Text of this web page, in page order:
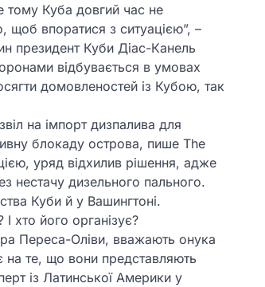
тому Куба довгий час не
впоратися з ситуацією”, –
президент Куби Діас-Канель
відбувається в умовах
домовленостей із Кубою, так
на імпорт дизпалива для
блокаду острова, пише The
уряд відхилив рішення, адже
нестачу дизельного пального.
Куби й у Вашингтоні.
хто його організує?
Переса-Оліви, вважають онука
на те, що вони представляють
із Латинської Америки у